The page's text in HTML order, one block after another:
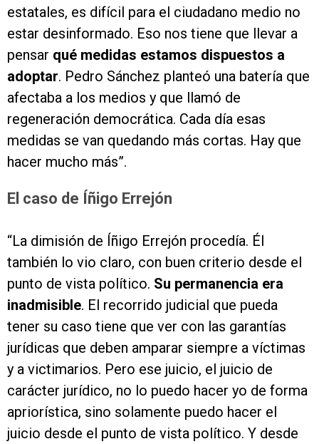
estatales, es difícil para el ciudadano medio no
estar desinformado. Eso nos tiene que llevar a
pensar qué medidas estamos dispuestos a
adoptar. Pedro Sánchez planteó una batería que
afectaba a los medios y que llamó de
regeneración democrática. Cada día esas
medidas se van quedando más cortas. Hay que
hacer mucho más”.
El caso de Íñigo Errejón
“La dimisión de Íñigo Errejón procedía. Él
también lo vio claro, con buen criterio desde el
punto de vista político. Su permanencia era
inadmisible. El recorrido judicial que pueda
tener su caso tiene que ver con las garantías
jurídicas que deben amparar siempre a víctimas
y a victimarios. Pero ese juicio, el juicio de
carácter jurídico, no lo puedo hacer yo de forma
apriorística, sino solamente puedo hacer el
juicio desde el punto de vista político. Y desde